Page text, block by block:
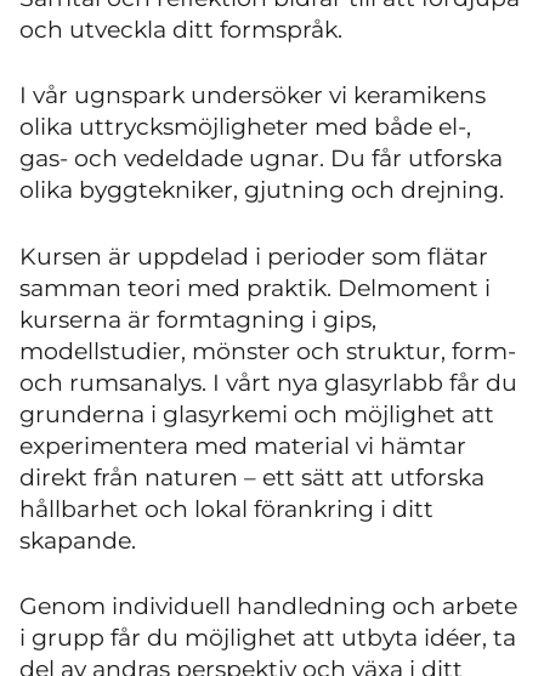
och utveckla ditt formspråk.
I vår ugnspark undersöker vi keramikens
olika uttrycksmöjligheter med både el-,
gas- och vedeldade ugnar. Du får utforska
olika byggtekniker, gjutning och drejning.
Kursen är uppdelad i perioder som flätar
samman teori med praktik. Delmoment i
kurserna är formtagning i gips,
modellstudier, mönster och struktur, form-
och rumsanalys. I vårt nya glasyrlabb får du
grunderna i glasyrkemi och möjlighet att
experimentera med material vi hämtar
direkt från naturen – ett sätt att utforska
hållbarhet och lokal förankring i ditt
skapande.
Genom individuell handledning och arbete
i grupp får du möjlighet att utbyta idéer, ta
del av andras perspektiv och växa i ditt